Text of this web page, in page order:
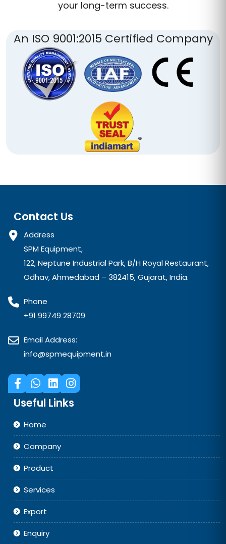
your long-term success.
An ISO 9001:2015 Certified Company
Contact Us
Address
SPM Equipment,
122, Neptune Industrial Park, B/H Royal Restaurant,
Odhav, Ahmedabad – 382415, Gujarat, India.
Phone
+91 99749 28709
Email Address:
info@spmequipment.in
Useful Links
Home
Company
Product
Services
Export
Enquiry